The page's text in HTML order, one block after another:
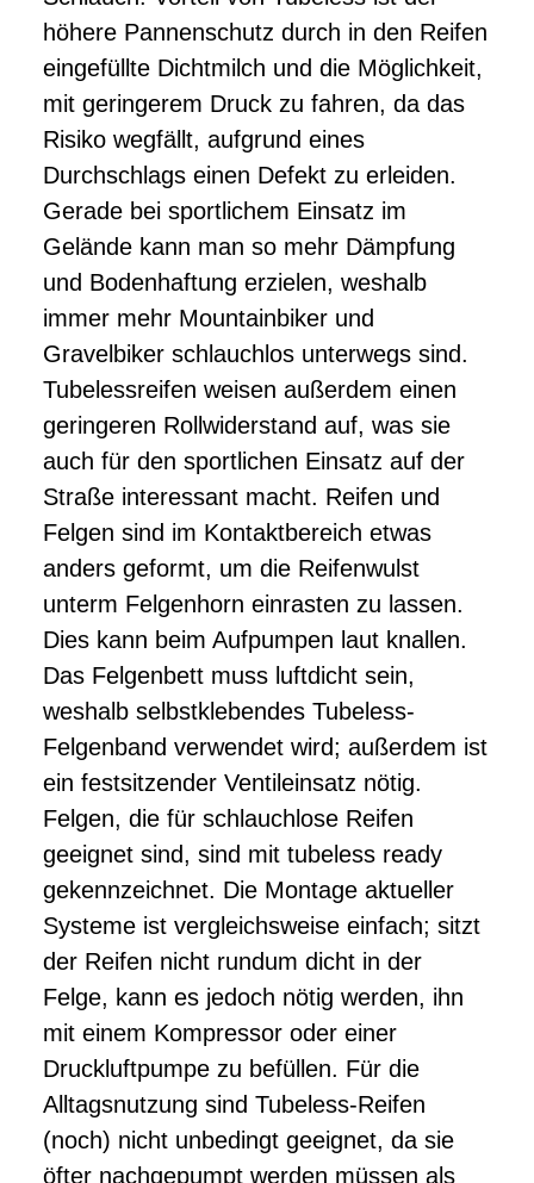
höhere Pannenschutz durch in den Reifen
eingefüllte Dichtmilch und die Möglichkeit,
mit geringerem Druck zu fahren, da das
Risiko wegfällt, aufgrund eines
Durchschlags einen Defekt zu erleiden.
Gerade bei sportlichem Einsatz im
Gelände kann man so mehr Dämpfung
und Bodenhaftung erzielen, weshalb
immer mehr Mountainbiker und
Gravelbiker schlauchlos unterwegs sind.
Tubelessreifen weisen außerdem einen
geringeren Rollwiderstand auf, was sie
auch für den sportlichen Einsatz auf der
Straße interessant macht. Reifen und
Felgen sind im Kontaktbereich etwas
anders geformt, um die Reifenwulst
unterm Felgenhorn einrasten zu lassen.
Dies kann beim Aufpumpen laut knallen.
Das Felgenbett muss luftdicht sein,
weshalb selbstklebendes Tubeless-
Felgenband verwendet wird; außerdem ist
ein festsitzender Ventileinsatz nötig.
Felgen, die für schlauchlose Reifen
geeignet sind, sind mit tubeless ready
gekennzeichnet. Die Montage aktueller
Systeme ist vergleichsweise einfach; sitzt
der Reifen nicht rundum dicht in der
Felge, kann es jedoch nötig werden, ihn
mit einem Kompressor oder einer
Druckluftpumpe zu befüllen. Für die
Alltagsnutzung sind Tubeless-Reifen
(noch) nicht unbedingt geeignet, da sie
öfter nachgepumpt werden müssen als